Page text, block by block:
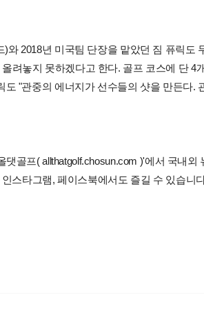
2018년 미국팀 단장을 맡았던 짐 퓨릭도
려놓지 못하겠다고 한다. 골프 코스에 단 4
"관중의 에너지가 선수들의 샷을 만든다.
골프( allthatgolf.chosun.com )'에서 국내외
스타그램, 페이스북에서도 즐길 수 있습니